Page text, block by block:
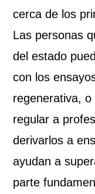
cerca de los
Las personas
del estado
con los
regenerativa,
regular a
derivarlos a
ayudan a
parte